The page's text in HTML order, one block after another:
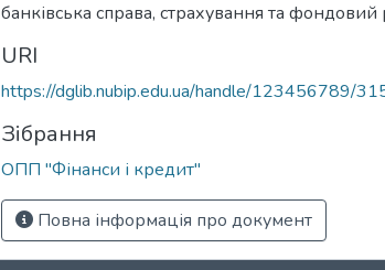
банківська справа, страхування та
URI
https://dglib.nubip.edu.ua/handle/123456789/
Зібрання
ОПП "Фінанси і кредит"
Повна інформація про документ